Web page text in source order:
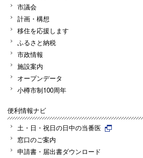
市議会
計画・構想
移住を応援します
ふるさと納税
市政情報
施設案内
オープンデータ
小樽市制100周年
便利情報ナビ
土・日・祝日の日中の当番医
窓口のご案内
申請書・届出書ダウンロード